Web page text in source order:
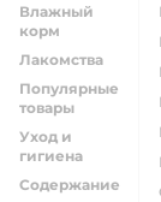
Влажный
корм
Лакомства
Популярные
товары
Уход и
гигиена
Содержание